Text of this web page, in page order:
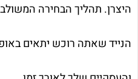
היצרן. תהליך הבחירה
הנייד שאתה רוכש יתאים